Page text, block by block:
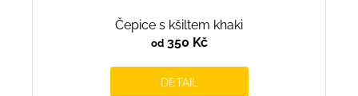
Čepice s kšiltem khaki
od350 Kč
DETAIL